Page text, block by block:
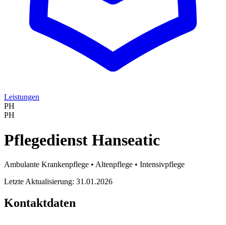
Leistungen
PH
PH
Pflegedienst Hanseatic
Ambulante Krankenpflege • Altenpflege • Intensivpflege
Letzte Aktualisierung: 31.01.2026
Kontaktdaten